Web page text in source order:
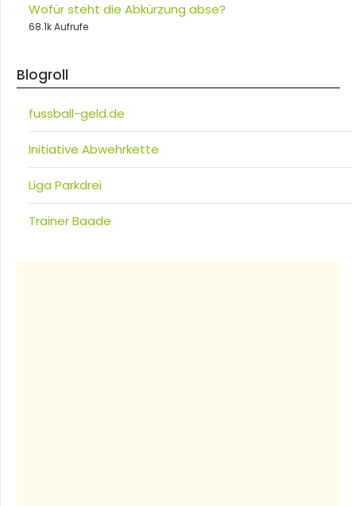
Wofür steht die Abkürzung abse?
68.1k Aufrufe
Blogroll
fussball-geld.de
Initiative Abwehrkette
Liga Parkdrei
Trainer Baade